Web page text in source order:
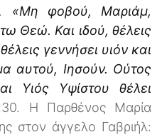
«Μη φοβού, Μαριάμ,
Θεώ. Και ιδού, θέλεις
γεννήσει υιόν και
αυτού, Ιησούν. Ούτος
Υιός Υψίστου θέλει
Η Παρθένος Μαρία
στον άγγελο Γαβριήλ: